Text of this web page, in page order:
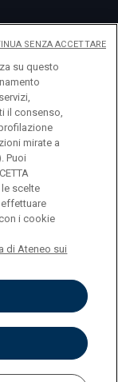
A.
su questo
il consenso,
mirate a
Puoi
le scelte
effettuare
i cookie
di Ateneo sui
SENZA ACCETTARE